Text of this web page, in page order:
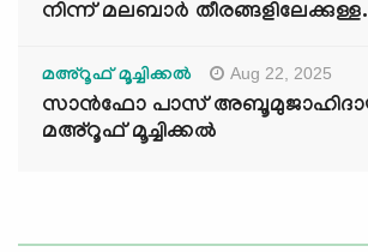
നിന്ന് മലബാർ
മഅ്റൂഫ് മൂച്ചിക്കല്‍ Aug 22, 2025
സാൻഫോ പാസ്
മഅ്റൂഫ് മൂച്ചിക്കല്‍